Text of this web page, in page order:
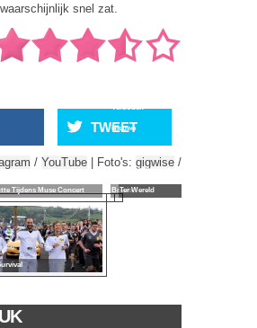
snel zat.
TWEET
/ YouTube | Foto's: gigwise /
Tijdens Muse Concert
Nieuwe
Bowie
Wassenbeeldenmuseum
Ter Wereld